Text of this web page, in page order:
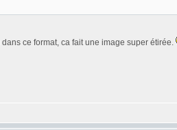
ce format, ca fait une image super étirée.